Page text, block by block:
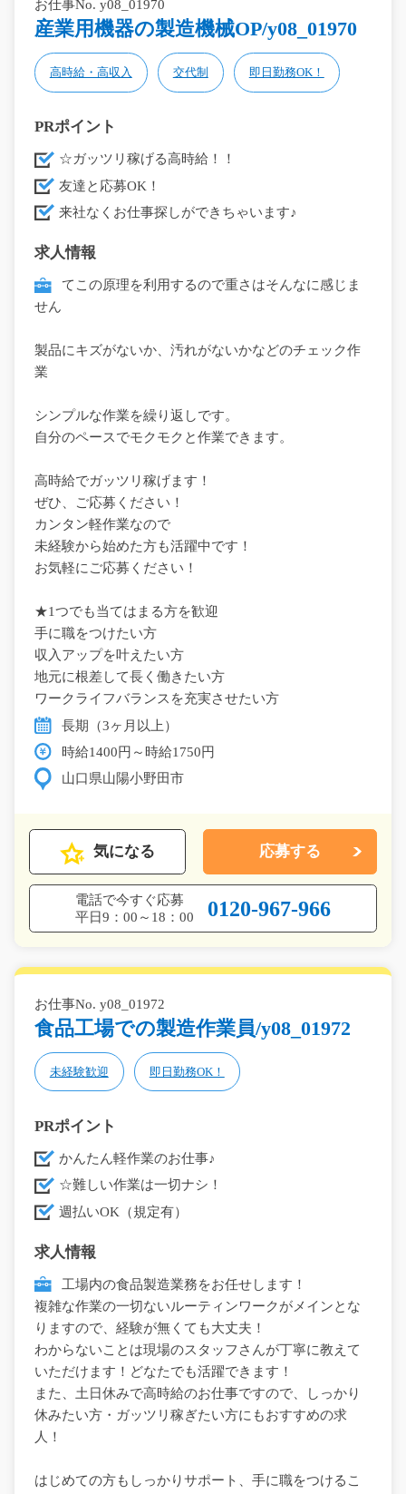
お仕事No. y08_01970
産業用機器の製造機械OP/y08_01970
高時給・高収入 交代制 即日勤務OK！
PRポイント
☆ガッツリ稼げる高時給！！
友達と応募OK！
来社なくお仕事探しができちゃいます♪
求人情報
てこの原理を利用するので重さはそんなに感じま
せん
製品にキズがないか、汚れがないかなどのチェック作
業
シンプルな作業を繰り返しです。
自分のペースでモクモクと作業できます。
高時給でガッツリ稼げます！
ぜひ、ご応募ください！
カンタン軽作業なので
未経験から始めた方も活躍中です！
お気軽にご応募ください！
★1つでも当てはまる方を歓迎
手に職をつけたい方
収入アップを叶えたい方
地元に根差して長く働きたい方
ワークライフバランスを充実させたい方
長期（3ヶ月以上）
時給1400円～時給1750円
山口県山陽小野田市
気になる 応募する
電話で今すぐ応募
平日9：00～18：00
0120-967-966
お仕事No. y08_01972
食品工場での製造作業員/y08_01972
未経験歓迎 即日勤務OK！
PRポイント
かんたん軽作業のお仕事♪
☆難しい作業は一切ナシ！
週払いOK（規定有）
求人情報
工場内の食品製造業務をお任せします！
複雑な作業の一切ないルーティンワークがメインとな
りますので、経験が無くても大丈夫！
わからないことは現場のスタッフさんが丁寧に教えて
いただけます！どなたでも活躍できます！
また、土日休みで高時給のお仕事ですので、しっかり
休みたい方・ガッツリ稼ぎたい方にもおすすめの求
人！
はじめての方もしっかりサポート、手に職をつけるこ